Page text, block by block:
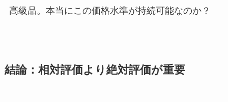
高級品。本当にこの価格水準が持続可能なのか？
結論：相対評価より絶対評価が重要